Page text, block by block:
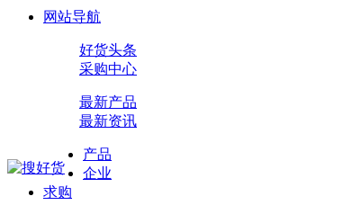
网站导航
好货头条
采购中心
最新产品
最新资讯
产品
企业
求购